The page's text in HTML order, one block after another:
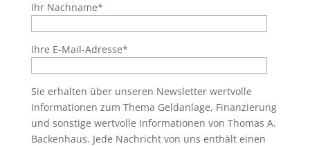
Ihr Nachname*
Ihre E-Mail-Adresse*
Sie erhalten über unseren Newsletter wertvolle
Informationen zum Thema Geldanlage, Finanzierung
und sonstige wertvolle Informationen von Thomas A.
Backenhaus. Jede Nachricht von uns enthält einen